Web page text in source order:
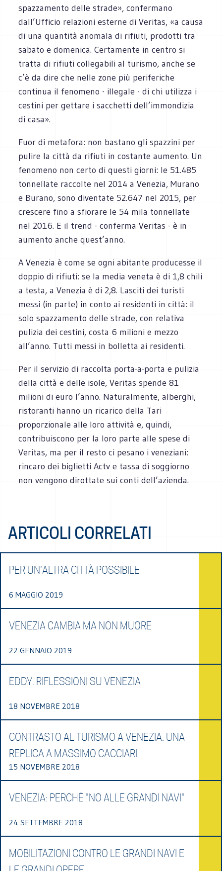
spazzamento delle strade», confermano
dall’Ufficio relazioni esterne di Veritas, «a causa
di una quantità anomala di rifiuti, prodotti tra
sabato e domenica. Certamente in centro si
tratta di rifiuti collegabili al turismo, anche se
c’è da dire che nelle zone più periferiche
continua il fenomeno - illegale - di chi utilizza i
cestini per gettare i sacchetti dell’immondizia
di casa».
Fuor di metafora: non bastano gli spazzini per
pulire la città da rifiuti in costante aumento. Un
fenomeno non certo di questi giorni: le 51.485
tonnellate raccolte nel 2014 a Venezia, Murano
e Burano, sono diventate 52.647 nel 2015, per
crescere fino a sfiorare le 54 mila tonnellate
nel 2016. E il trend - conferma Veritas - è in
aumento anche quest’anno.
A Venezia è come se ogni abitante producesse il
doppio di rifiuti: se la media veneta è di 1,8 chili
a testa, a Venezia è di 2,8. Lasciti dei turisti
messi (in parte) in conto ai residenti in città: il
solo spazzamento delle strade, con relativa
pulizia dei cestini, costa 6 milioni e mezzo
all’anno. Tutti messi in bolletta ai residenti.
Per il servizio di raccolta porta-a-porta e pulizia
della città e delle isole, Veritas spende 81
milioni di euro l’anno. Naturalmente, alberghi,
ristoranti hanno un ricarico della Tari
proporzionale alle loro attività e, quindi,
contribuiscono per la loro parte alle spese di
Veritas, ma per il resto ci pesano i veneziani:
rincaro dei biglietti Actv e tassa di soggiorno
non vengono dirottate sui conti dell’azienda.
ARTICOLI CORRELATI
PER UN'ALTRA CITTÀ POSSIBILE
6 MAGGIO 2019
VENEZIA CAMBIA MA NON MUORE
22 GENNAIO 2019
EDDY. RIFLESSIONI SU VENEZIA
18 NOVEMBRE 2018
CONTRASTO AL TURISMO A VENEZIA: UNA
REPLICA A MASSIMO CACCIARI
15 NOVEMBRE 2018
VENEZIA: PERCHÈ "NO ALLE GRANDI NAVI"
24 SETTEMBRE 2018
MOBILITAZIONI CONTRO LE GRANDI NAVI E